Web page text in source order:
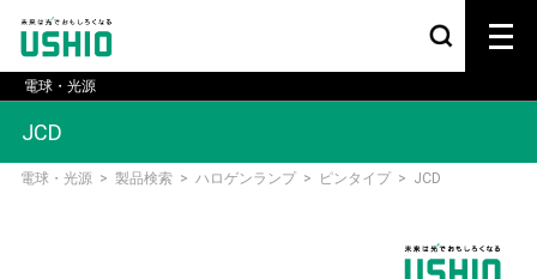
電球・光源
JCD
電球・光源 > 製品検索 > ハロゲンランプ > ピンタイプ > JCD